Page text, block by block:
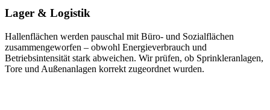
Lager & Logistik
Hallenflächen werden pauschal mit Büro- und Sozialflächen
zusammengeworfen – obwohl Energieverbrauch und
Betriebsintensität stark abweichen. Wir prüfen, ob Sprinkleranlagen,
Tore und Außenanlagen korrekt zugeordnet wurden.